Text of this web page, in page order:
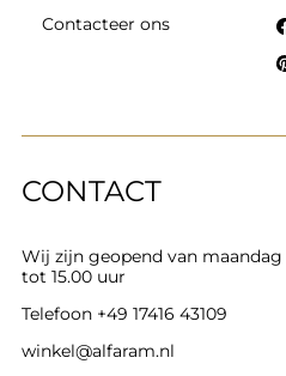
CONTACT
Wij zijn geopend van
tot 15.00 uur
Telefoon +49 17416 43109
winkel@alfaram.nl
Contacteer ons